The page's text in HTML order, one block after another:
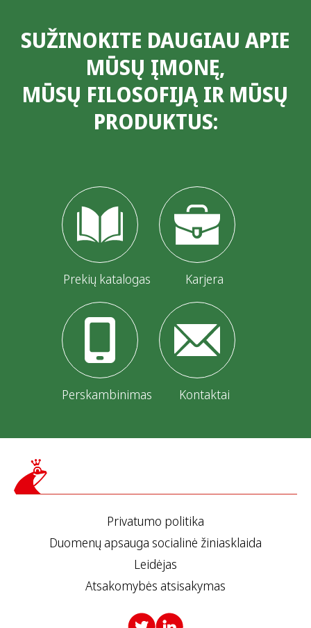
a
ų
s
SUŽINOKITE DAUGIAU APIE
MŪSŲ ĮMONĘ,
MŪSŲ FILOSOFIJĄ IR MŪSŲ
PRODUKTUS:
Prekių katalogas Karjera
Perskambinimas Kontaktai
Privatumo politika
Duomenų apsauga socialinė žiniasklaida
Leidėjas
Atsakomybės atsisakymas